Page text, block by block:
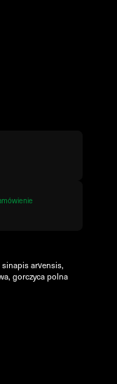
arvensis,
gorczyca polna